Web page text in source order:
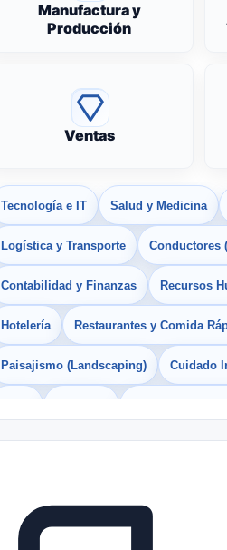
Manufactura y
Producción
Ventas
Tecnología e IT Salud y Medicina
Logística y Transporte Conductores
Contabilidad y Finanzas Recursos
Hotelería Restaurantes y Comida
Paisajismo (Landscaping) Cuidado
Freelance Prácticas (Internships)
Telecomunicaciones